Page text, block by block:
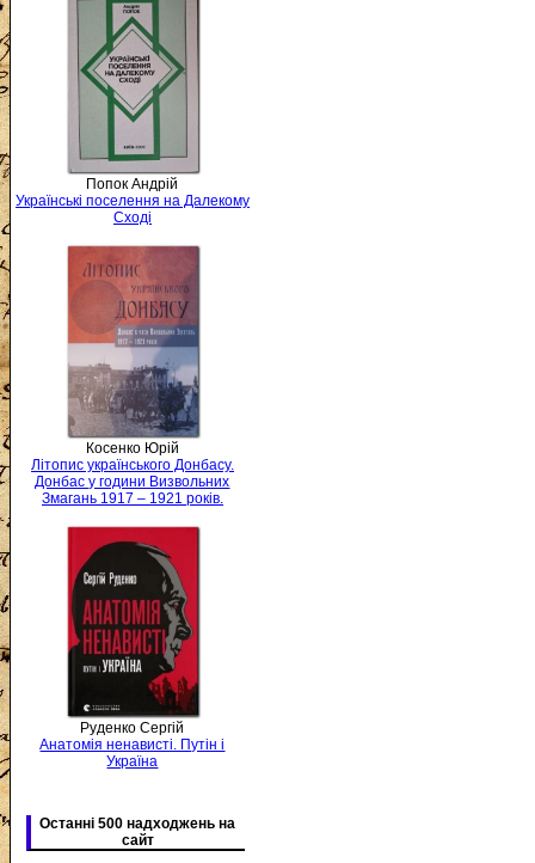
Попок Андрій
Українські поселення на Далекому
Сході
Косенко Юрій
Літопис українського Донбасу.
Донбас у години Визвольних
Змагань 1917 – 1921 років.
Руденко Сергій
Анатомія ненависті. Путін і
Україна
Останні 500 надходжень на
сайт